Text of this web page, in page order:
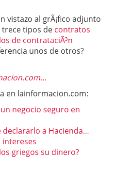
vistazo al grÃ¡fico adjunto
tipos de contratos
de contrataciÃ³n
unos de otros?
en lainformacion.com:
negocio seguro en
declararlo a Hacienda…
griegos su dinero?